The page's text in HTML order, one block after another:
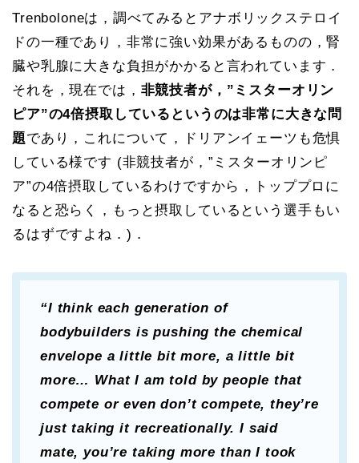
Trenboloneは，調べてみるとアナボリックステロイ
ドの一種であり，非常に強い効果があるものの，腎
臓や乳腺に大きな負担がかかると言われています．
それを，現在では， 非競技者が，”ミスターオリン
ピア”の4倍摂取しているというのは非常に大きな問
題であり，これについて，ドリアンイェーツも危惧
している様です (非競技者が，”ミスターオリンピ
ア”の4倍摂取しているわけですから，トッププロに
なると恐らく，もっと摂取しているという選手もい
るはずですよね．)．
“I think each generation of
bodybuilders is pushing the chemical
envelope a little bit more, a little bit
more… What I am told by people that
compete or even don’t compete, they’re
just taking it recreationally. I said
mate, you’re taking more than I took